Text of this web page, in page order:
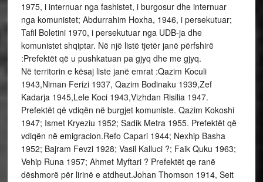
1975, i internuar nga fashistet, i burgosur dhe internuar
nga komunistet; Abdurrahim Hoxha, 1946, i persekutuar;
Tafil Boletini 1970, i persekutuar nga UDB-ja dhe
komunistet shqiptar. Në një listë tjetër janë përfshirë
:Prefektët që u pushkatuan pa gjyq dhe me gjyq.
Në territorin e kësaj liste janë emrat :Qazim Koculi
1943,Niman Ferizi 1937, Qazim Bodinaku 1939,Zef
Kadarja 1945,Lele Koci 1943,Vizhdan Risilia 1947.
Prefektët që vdiqën në burgjet komuniste. Qazim Kokoshi
1947; Ismet Kryeziu 1952; Sadik Metra 1955. Prefektët që
vdiqën në emigracion.Refo Capari 1944; Nexhip Basha
1952; Bajram Fevzi 1928; Vasil Kalluci ?; Faik Quku 1963;
Vehip Runa 1957; Ahmet Myftari ? Prefektët qe ranë
dëshmorë për lirinë e atdheut.Johan Thomson 1914, Seit